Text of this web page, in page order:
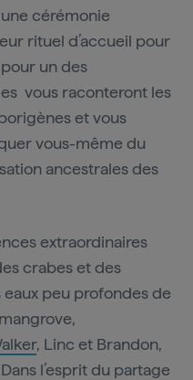
cérémonie
rituel d’accueil pour
un des
vous raconteront les
et vous
vous-même du
ancestrales des
extraordinaires
crabes et des
eaux peu profondes de
, Linc et Brandon,
l’esprit du partage